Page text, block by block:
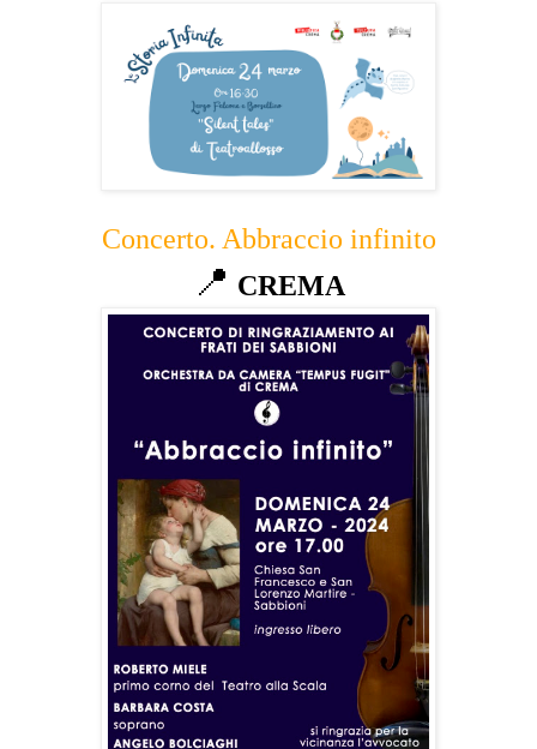
Concerto. Abbraccio infinito
📍 CREMA